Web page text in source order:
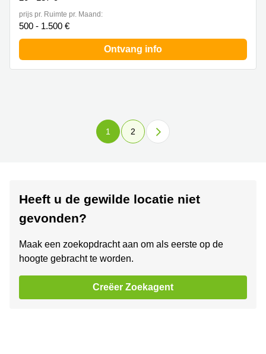
prijs pr. Ruimte pr. Maand:
500 - 1.500 €
Ontvang info
1 2
Heeft u de gewilde locatie niet
gevonden?
Maak een zoekopdracht aan om als eerste op de
hoogte gebracht te worden.
Creëer Zoekagent